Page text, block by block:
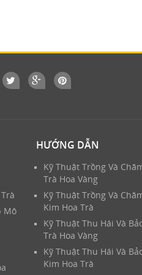
Mô
HƯỚNG DẪN
Kỹ Thuật Trồng Và
Trà Hoa Vàng
Kỹ Thuật Trồng Và
Kim Hoa Trà
Kỹ Thuật Thu Hái Và
Trà Hoa Vàng
Kỹ Thuật Thu Hái Và
Kim Hoa Trà